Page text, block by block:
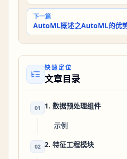
下一篇
AutoML概述之AutoML的优
快速定位
文章目录
01 1. 数据预处理组件
示例
02 2. 特征工程模块